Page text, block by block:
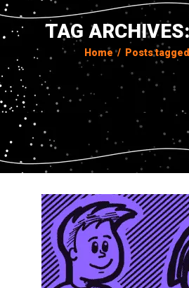
TAG
Home / Posts